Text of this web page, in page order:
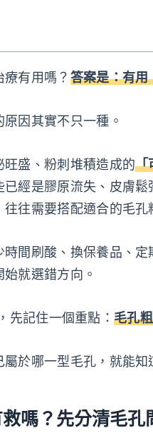
有用嗎？ 答案是：有用
因其實不只一種。
旺盛、粉刺堆積造成的「
已經是膠原流失、皮膚
往往需要搭配適合的毛孔
時間刷酸、換保養品、
就選錯方向。
先記住一個重點： 毛孔
屬於哪一型毛孔，就能
嗎？先分清毛孔